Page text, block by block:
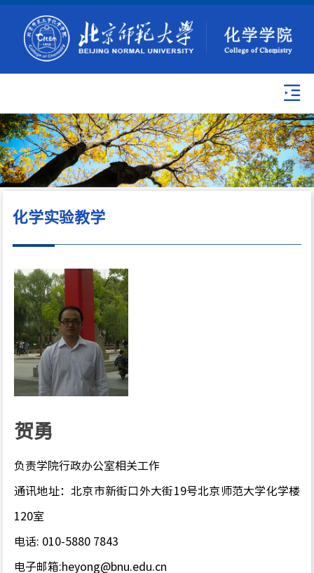
化学实验教学
贺勇
负责学院行政办公室相关工作
通讯地址：北京市新街口外大街19号北京师范大学化学楼
120室
电话: 010-5880 7843
电子邮箱:heyong@bnu.edu.cn